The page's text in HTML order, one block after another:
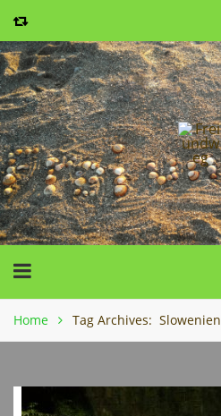
Home Tag Archives: Slowenien